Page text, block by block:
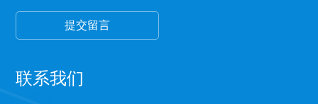
联系我们
提交留言